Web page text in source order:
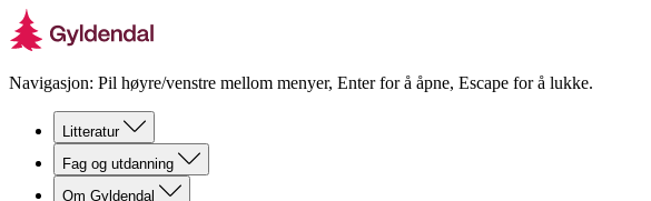
Navigasjon: Pil høyre/venstre mellom menyer, Enter for å åpne, Escape for å lukke.
Litteratur
Fag og utdanning
Om Gyldendal